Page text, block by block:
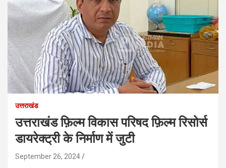
उत्तराखंड
उत्तराखंड फ़िल्म विकास परिषद फ़िल्म रिसोर्स
डायरेक्ट्री के निर्माण में जुटी
September 26, 2024